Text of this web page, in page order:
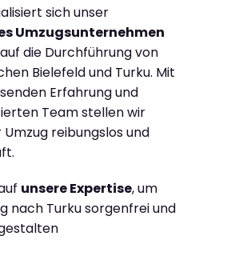
sich unser
Umzugsunternehmen
auf die Durchführung von
Bielefeld und Turku. Mit
Erfahrung und
Team stellen wir
Umzug reibungslos und
unsere Expertise, um
nach Turku sorgenfrei und